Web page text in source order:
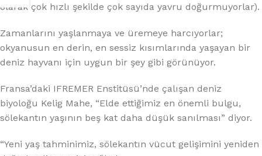
olarak çok hızlı şekilde çok sayıda yavru doğurmuyorlar).
Zamanlarını yaşlanmaya ve üremeye harcıyorlar;
okyanusun en derin, en sessiz kısımlarında yaşayan bir
deniz hayvanı için uygun bir şey gibi görünüyor.
Fransa’daki IFREMER Enstitüsü’nde çalışan deniz
biyoloğu Kelig Mahe, “Elde ettiğimiz en önemli bulgu,
sölekantın yaşının beş kat daha düşük sanılması” diyor.
“Yeni yaş tahminimiz, sölekantın vücut gelişimini yeniden